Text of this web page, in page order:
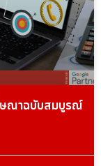
ษณาฉบับสมบูรณ์